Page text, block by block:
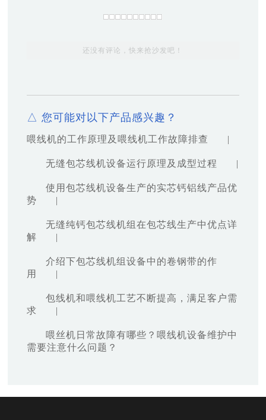
还没有评论，快来抢沙发吧！
△ 您可能对以下产品感兴趣？
喂线机的工作原理及喂线机工作故障排查 |
无缝包芯线机设备运行原理及成型过程 |
使用包芯线机设备生产的实芯钙铝线产品优
势
|
无缝纯钙包芯线机组在包芯线生产中优点详
解
|
介绍下包芯线机组设备中的卷钢带的作
用
|
包线机和喂线机工艺不断提高，满足客户需
求
|
喂丝机日常故障有哪些？喂线机设备维护中
需要注意什么问题？